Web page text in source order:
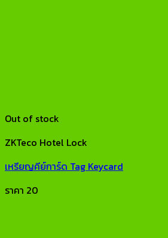
Out of stock
ZKTeco Hotel Lock
เหรียญคีย์การ์ด Tag Keycard
ราคา 20